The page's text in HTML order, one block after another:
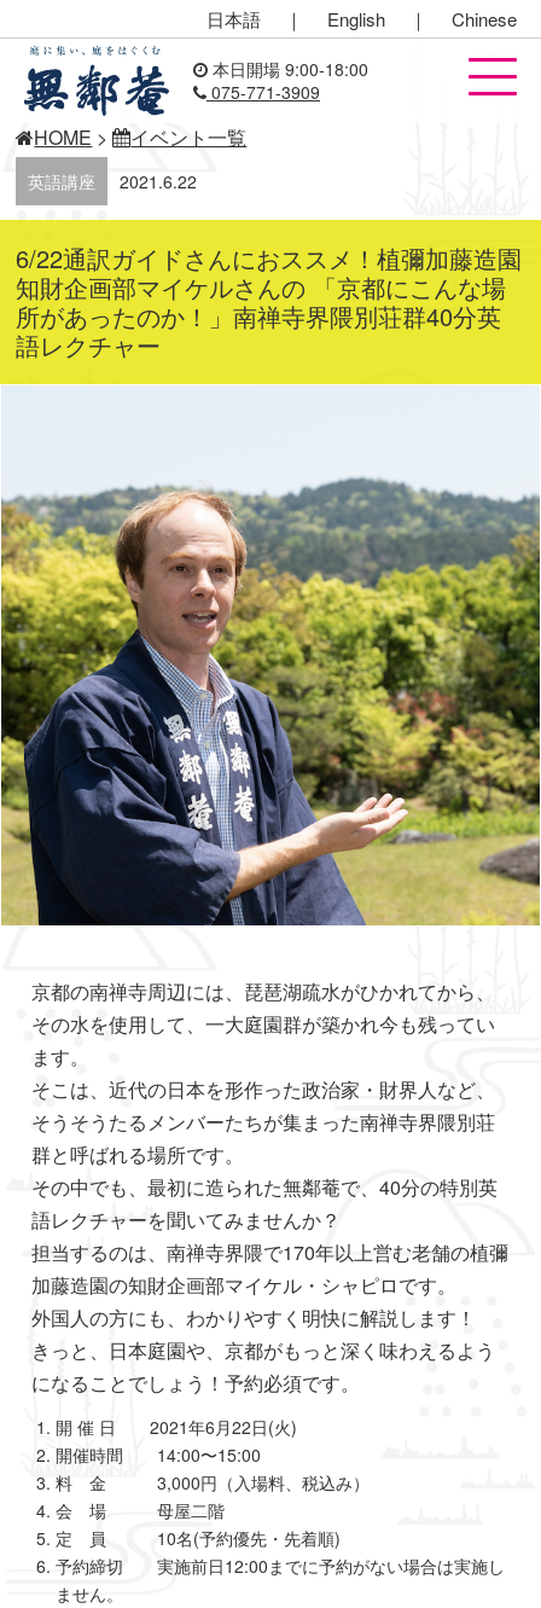
日本語 ｜ English ｜ Chinese
本日開場 9:00-18:00
075-771-3909
HOME > イベント一覧
英語講座 2021.6.22
6/22通訳ガイドさんにおススメ！植彌加藤造園
知財企画部マイケルさんの 「京都にこんな場
所があったのか！」南禅寺界隈別荘群40分英
語レクチャー
京都の南禅寺周辺には、琵琶湖疏水がひかれてから、
その水を使用して、一大庭園群が築かれ今も残ってい
ます。
そこは、近代の日本を形作った政治家・財界人など、
そうそうたるメンバーたちが集まった南禅寺界隈別荘
群と呼ばれる場所です。
その中でも、最初に造られた無鄰菴で、40分の特別英
語レクチャーを聞いてみませんか？
担当するのは、南禅寺界隈で170年以上営む老舗の植彌
加藤造園の知財企画部マイケル・シャピロです。
外国人の方にも、わかりやすく明快に解説します！
きっと、日本庭園や、京都がもっと深く味わえるよう
になることでしょう！予約必須です。
開 催 日 2021年6月22日(火)
開催時間 14:00〜15:00
料 金 3,000円（入場料、税込み）
会 場 母屋二階
定 員 10名(予約優先・先着順)
予約締切 実施前日12:00までに予約がない場合は実施し
ません。